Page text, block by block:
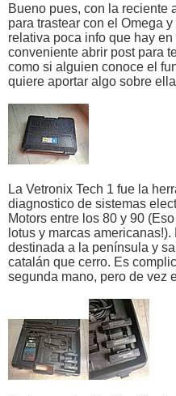
Bueno pues, con la reciente
para trastear con el Omega
relativa poca info que hay
conveniente abrir post para
como si alguien conoce el
quiere aportar algo sobre
La Vetronix Tech 1 fue la
diagnostico de sistemas
Motors entre los 80 y 90
lotus y marcas
destinada a la península y
catalán que cerro. Es
segunda mano, pero de vez